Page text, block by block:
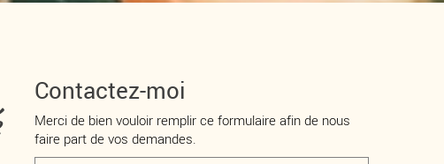
Contactez-moi
Merci de bien vouloir remplir ce formulaire afin de nous
faire part de vos demandes.